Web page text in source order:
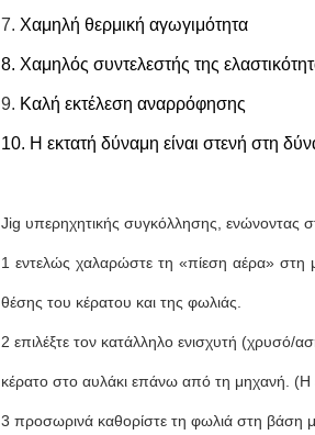
7. Χαμηλή θερμική αγωγιμότητα
8. Χαμηλός συντελεστής της
9. Καλή εκτέλεση αναρρόφησης
10. Η εκτατή δύναμη είναι στενή στη
Jig υπερηχητικής συγκόλλησης, ενώνοντας
1 εντελώς χαλαρώστε τη «πίεση αέρα» στη
θέσης του κέρατου και της φωλιάς.
2 επιλέξτε τον κατάλληλο ενισχυτή (χρυσό/
κέρατο στο αυλάκι επάνω από τη μηχανή. (Η
3 προσωρινά καθορίστε τη φωλιά στη βάση